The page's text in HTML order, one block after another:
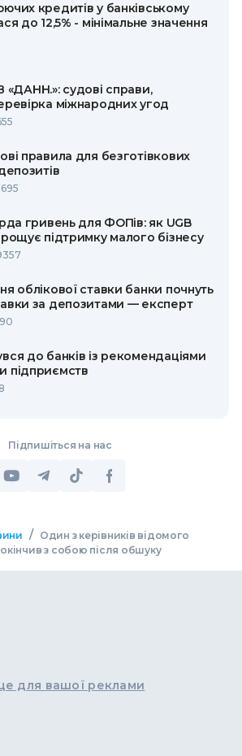
кредитів у банківському
до 12,5% - мінімальне значення
«ДАНН.»: судові справи,
міжнародних угод
правила для безготівкових
гривень для ФОПів: як UGB
підтримку малого бізнесу
облікової ставки банки почнуть
за депозитами — експерт
до банків із рекомендаціями
підприємств
Підпишіться на нас
/
Один з керівників відомого
з собою після обшуку
для вашої реклами